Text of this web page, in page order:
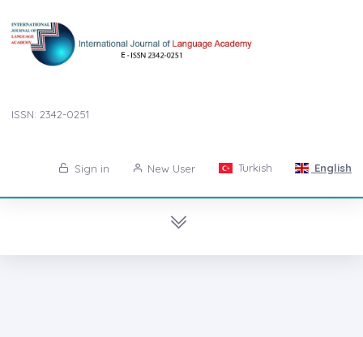
ISSN: 2342-0251
Sign in New User Turkish English